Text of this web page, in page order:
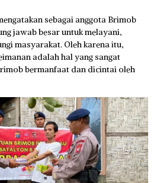
sebagai anggota Brimob
jawab besar untuk melayani,
masyarakat. Oleh karena itu,
adalah hal yang sangat
bermanfaat dan dicintai oleh